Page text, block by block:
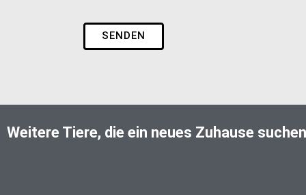
SENDEN
Weitere Tiere, die ein neues Zuhause suchen